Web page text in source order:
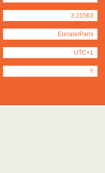
3.21563
Europe/Paris
UTC+1
Y